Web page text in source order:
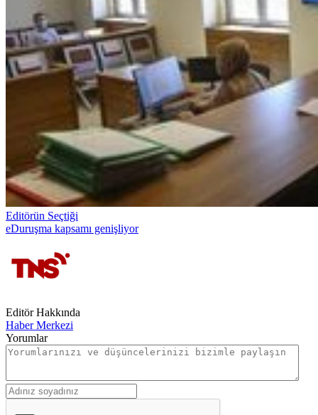
Editörün Seçtiği
eDuruşma kapsamı genişliyor
Editör Hakkında
Haber Merkezi
Yorumlar